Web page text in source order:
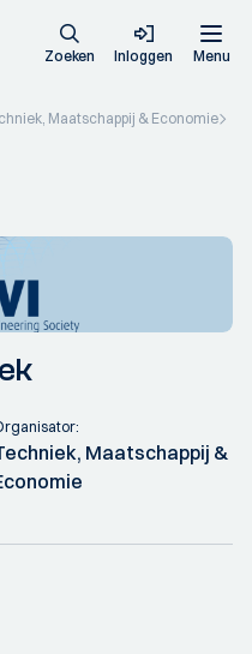
Zoeken Inloggen Menu
Maatschappij & Economie
Maatschappij &